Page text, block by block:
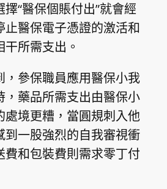
“醫保個賬付出”就會經
止醫保電子憑證的激活和
所需支出。
，參保職員應用醫保小我
，藥品所需支出由醫保小
處境更糟，當圓規刺入他
到一股強烈的自我審視衝
費和包裝費則需求零丁付